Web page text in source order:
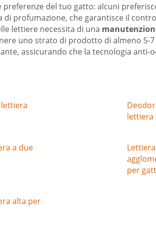
preferenze del tuo gatto: alcuni
profumazione, che garantisce il
lettiere necessita di una
uno strato di prodotto di almeno
assicurando che la tecnologia
lettiera
a due
Lettiera
per
alta per